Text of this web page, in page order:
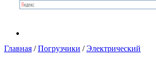
Главная /Погрузчики /Электрический